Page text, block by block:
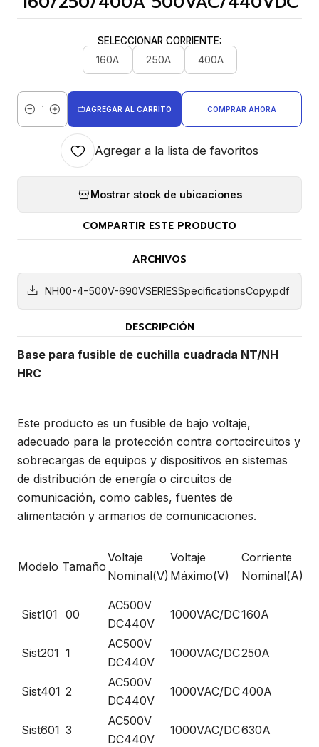
SELECCIONAR CORRIENTE:
160A 250A 400A
Cantidad
AGREGAR AL CARRITO COMPRAR AHORA
Agregar a la lista de favoritos
Mostrar stock de ubicaciones
COMPARTIR ESTE PRODUCTO
ARCHIVOS
NH00-4-500V-690VSERIESSpecificationsCopy.pdf
DESCRIPCIÓN
Base para fusible de cuchilla cuadrada NT/NH
HRC
Este producto es un fusible de bajo voltaje,
adecuado para la protección contra cortocircuitos y
sobrecargas de equipos y dispositivos en sistemas
de distribución de energía o circuitos de
comunicación, como cables, fuentes de
alimentación y armarios de comunicaciones.
Modelo Tamaño
Voltaje
Nominal(V)
Voltaje
Máximo(V)
Corriente
Nominal(A)
Sist101 00
AC500V
DC440V
1000VAC/DC160A
Sist201 1
AC500V
DC440V
1000VAC/DC250A
Sist401 2
AC500V
DC440V
1000VAC/DC400A
Sist601 3
AC500V
DC440V
1000VAC/DC630A